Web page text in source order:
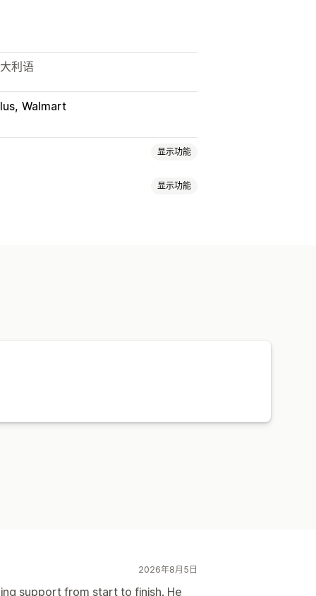
利语
Walmart
显示功能
显示功能
2026年8月5日
support from start to finish. He